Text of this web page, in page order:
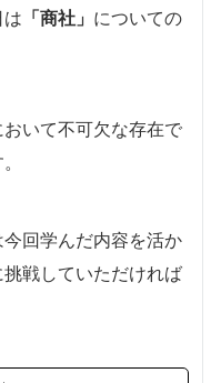
「商社」 についての
いて不可欠な存在で
回学んだ内容を活か
戦していただければ